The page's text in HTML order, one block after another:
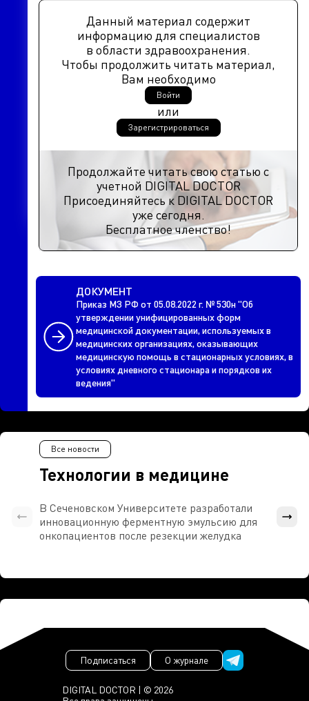
Данный материал содержит
информацию для специалистов
в области здравоохранения.
Чтобы продолжить читать материал,
Вам необходимо
Войти
или
Зарегистрироваться
Продолжайте читать свою статью с
учетной DIGITAL DOCTOR
Присоединяйтесь к DIGITAL DOCTOR
уже сегодня.
Бесплатное членство!
ДОКУМЕНТ
Приказ МЗ РФ от 05.08.2022 г. № 530н "Об
утверждении унифицированных форм
медицинской документации, используемых в
медицинских организациях, оказывающих
медицинскую помощь в стационарных условиях, в
условиях дневного стационара и порядков их
ведения"
Технологии в медицине
Все новости
В Сеченовском Университете разработали
инновационную ферментную эмульсию для
онкопациентов после резекции желудка
DIGITAL DOCTOR | © 2026
Подписаться О журнале